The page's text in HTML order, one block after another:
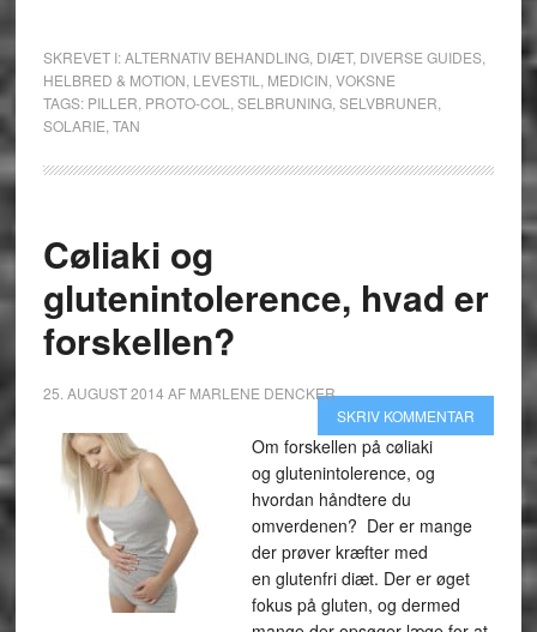
SKREVET I:ALTERNATIV BEHANDLING, DIÆT, DIVERSE GUIDES,
HELBRED & MOTION LEVESTIL MEDICIN VOKSNE
TAGS: PILLER PROTO-COL SELBRUNING, SELVBRUNER
SOLARIE TAN
Cøliaki og
glutenintolerence, hvad er
forskellen?
25. AUGUST 2014 AF MARLENE DENCKER
SKRIV KOMMENTAR
Om forskellen på cøliaki
og glutenintolerence, og
hvordan håndtere du
omverdenen? Der er mange
der prøver kræfter med
en glutenfri diæt. Der er øget
fokus på gluten, og dermed